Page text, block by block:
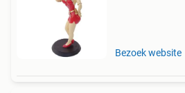
Bezoek website